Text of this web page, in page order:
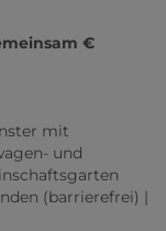
€
mit
und
(barrierefrei) |